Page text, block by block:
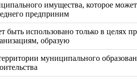
имущества, которое может
предприним
использовано только в целях
образую
муниципального